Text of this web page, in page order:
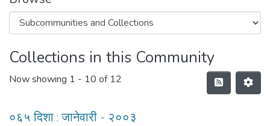
Collections in this Community
Now showing 1 - 10 of 12
०६५ दिशा : जानेवारी - २००३